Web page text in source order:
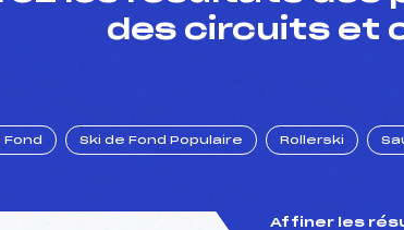
des circuits et
Fond Ski de Fond Populaire Rollerski
Affiner les